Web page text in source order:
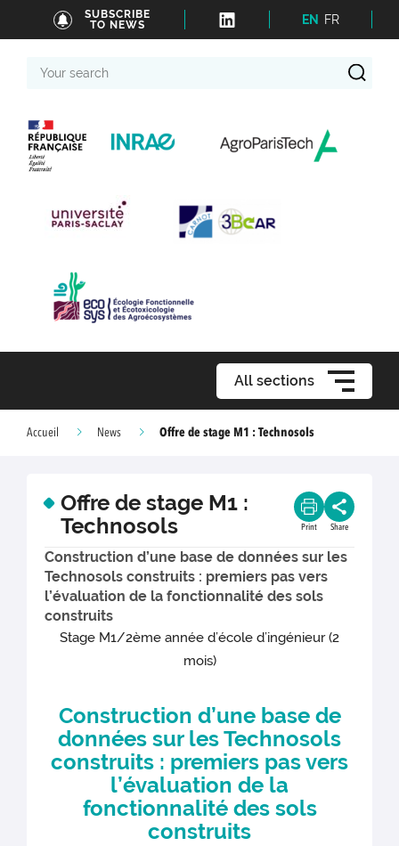
SUBSCRIBE
TO NEWS
EN FR
search
All sections
Accueil News Offre de stage M1 : Technosols
Offre de stage M1 :
Technosols
Print Share
Construction d’une base de données sur les
Technosols construits : premiers pas vers
l’évaluation de la fonctionnalité des sols
construits
Stage M1/2ème année d’école d’ingénieur (2
mois)
Construction d’une base de
données sur les Technosols
construits : premiers pas vers
l’évaluation de la
fonctionnalité des sols
construits